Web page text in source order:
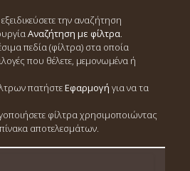
την αναζήτηση
Αναζήτηση με φίλτρα.
πεδία (φίλτρα) στα οποία
που θέλετε, μεμονωμένα ή
πατήστεΕφαρμογή για να τα
φίλτρα χρησιμοποιώντας
αποτελεσμάτων.